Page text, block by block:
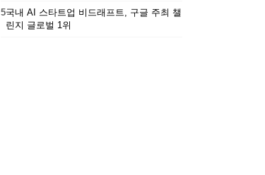
5국내 AI 스타트업 비드래프트, 구글 주최 챌
린지 글로벌 1위